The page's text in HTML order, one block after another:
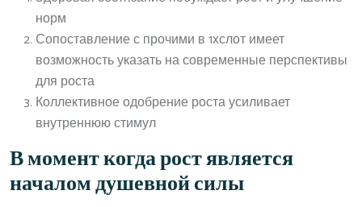
норм
Сопоставление с прочими в 1хслот имеет
возможность указать на современные перспективы
для роста
Коллективное одобрение роста усиливает
внутреннюю стимул
В момент когда рост является
началом душевной силы